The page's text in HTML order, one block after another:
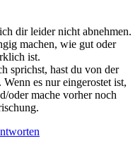
dir leider nicht abnehmen.
machen, wie gut oder
ist.
sprichst, hast du von der
es nur eingerostet ist,
oder mache vorher noch